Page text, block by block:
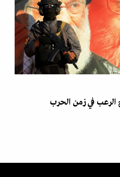
الرعب في زمن الحرب